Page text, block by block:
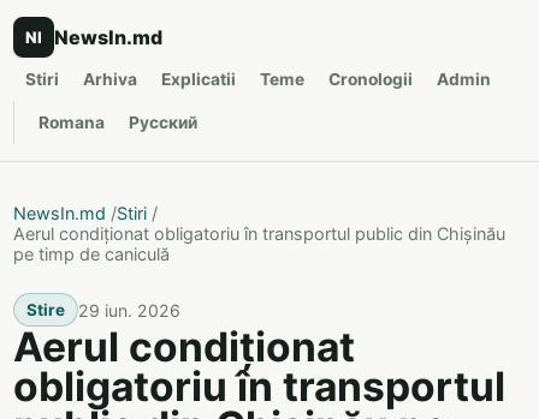
NI NewsIn.md
Stiri Arhiva Explicatii Teme Cronologii Admin
Romana Русский
NewsIn.md /Stiri /
Aerul condiționat obligatoriu în transportul public din Chișinău
pe timp de caniculă
Stire 29 iun. 2026
Aerul condiționat
obligatoriu în transportul